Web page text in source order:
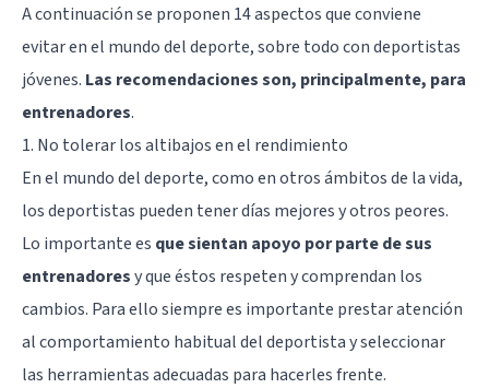
A continuación se proponen 14 aspectos que conviene
evitar en el mundo del deporte, sobre todo con deportistas
jóvenes. Las recomendaciones son, principalmente, para
entrenadores.
1. No tolerar los altibajos en el rendimiento
En el mundo del deporte, como en otros ámbitos de la vida,
los deportistas pueden tener días mejores y otros peores.
Lo importante es que sientan apoyo por parte de sus
entrenadoresy que éstos respeten y comprendan los
cambios. Para ello siempre es importante prestar atención
al comportamiento habitual del deportista y seleccionar
las herramientas adecuadas para hacerles frente.